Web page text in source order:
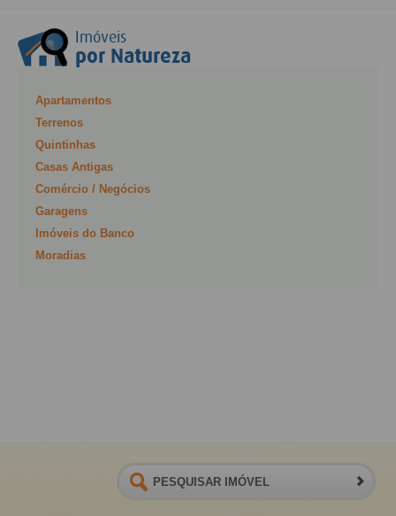
Imóveis
por Natureza
Apartamentos
Terrenos
Quintinhas
Casas Antigas
Comércio / Negócios
Garagens
Imóveis do Banco
Moradias
PESQUISAR IMÓVEL